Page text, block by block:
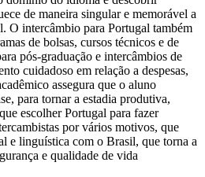
de maneira singular e memorável a
O intercâmbio para Portugal também
de bolsas, cursos técnicos e de
pós-graduação e intercâmbios de
cuidadoso em relação a despesas,
assegura que o aluno
para tornar a estadia produtiva,
escolher Portugal para fazer
por vários motivos, que
e linguística com o Brasil, que torna a
e qualidade de vida